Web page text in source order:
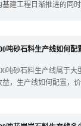
基建工程日渐推进的同
吨砂石料生产线如何配
吨砂石料生产线属于
益，生产线如何配置，